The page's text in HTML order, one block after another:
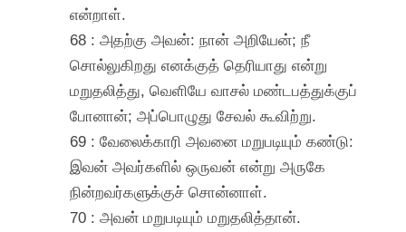
என்றாள்.
68 : அதற்கு அவன்: நான் அறியேன்; நீ
சொல்லுகிறது எனக்குத் தெரியாது என்று
மறுதலித்து, வெளியே வாசல் மண்டபத்துக்குப்
போனான்; அப்பொழுது சேவல் கூவிற்று.
69 : வேலைக்காரி அவனை மறுபடியும் கண்டு:
இவன் அவர்களில் ஒருவன் என்று அருகே
நின்றவர்களுக்குச் சொன்னாள்.
70 : அவன் மறுபடியும் மறுதலித்தான்.